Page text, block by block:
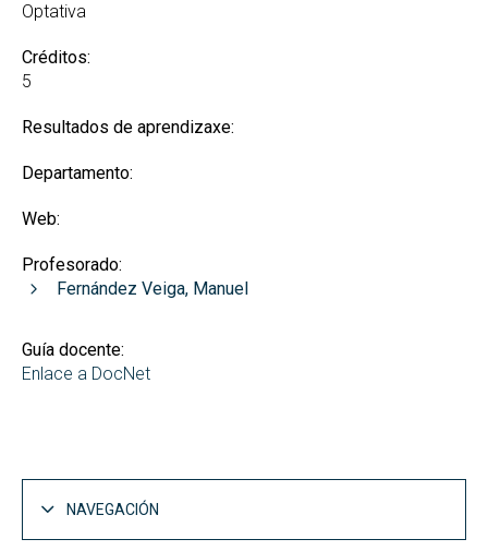
Optativa
Créditos:
5
Resultados de aprendizaxe:
Departamento:
Web:
Profesorado:
Fernández Veiga, Manuel
Guía docente:
Enlace a DocNet
NAVEGACIÓN